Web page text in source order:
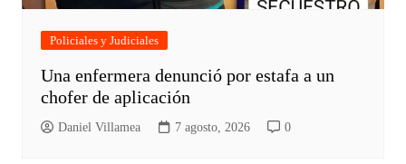
Policiales y Judiciales
Una enfermera denunció por estafa a un
chofer de aplicación
Daniel Villamea 7 agosto, 2026 0